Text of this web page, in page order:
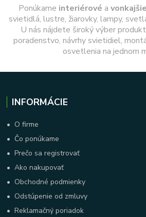
Ponúkame interiérové a vonkajšie
svietidlá, lustre, žiarovky, lampy,
U nás nájdete široký výber
poradenstvo, návrhy svietidiel,
osvetlenia na jednom
INFORMÁCIE
• O firme
• Čo ponúkame
•Prečo sa registrovať
•Ako nakupovať
• Obchodné podmienky
• Odstúpenie od zmluvy
•Reklamačný poriadok